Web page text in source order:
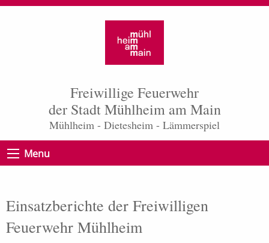
Freiwillige Feuerwehr
der Stadt Mühlheim am Main
Mühlheim - Dietesheim - Lämmerspiel
Menu
Einsatzberichte der Freiwilligen
Feuerwehr Mühlheim